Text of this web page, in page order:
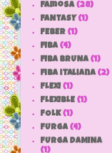
Famosa (28)
FANTASY (1)
FEBER (1)
FIBA (4)
FIBA BRUNA (1)
fiba italiana (2)
FLEXI (1)
FLEXIBLE (1)
FOLK (1)
FURGA (4)
FURGA DAMINA
(1)